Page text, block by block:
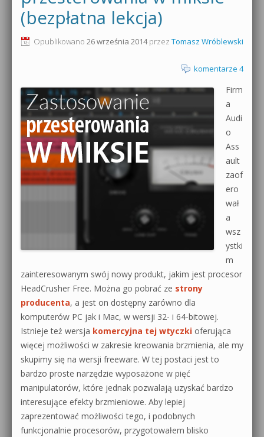
Produkcja muzyczna od podstaw
Dubstep z syntezatorem Massive
Kontakt 5 Kompendium
Pakiety
0dB.pl - informacje
Newsletter
Archiwum aktualności
Polityka prywatności
Regulamin
Działanie sklepu internetowego
(bezpłatna lekcja)
Opublikowano 26 września 2014przez Tomasz Wróblewski
komentarze 4
Firm
a
Audi
o
Ass
ault
zaof
ero
wał
a
wsz
ystki
m
zainteresowanym swój nowy produkt, jakim jest procesor
HeadCrusher Free. Można go pobrać ze strony
producenta, a jest on dostępny zarówno dla
komputerów PC jak i Mac, w wersji 32- i 64-bitowej.
Istnieje też wersja komercyjna tej wtyczki oferująca
więcej możliwości w zakresie kreowania brzmienia, ale my
skupimy się na wersji freeware. W tej postaci jest to
bardzo proste narzędzie wyposażone w pięć
manipulatorów, które jednak pozwalają uzyskać bardzo
interesujące efekty brzmieniowe. Aby lepiej
zaprezentować możliwości tego, i podobnych
funkcjonalnie procesorów, przygotowałem blisko